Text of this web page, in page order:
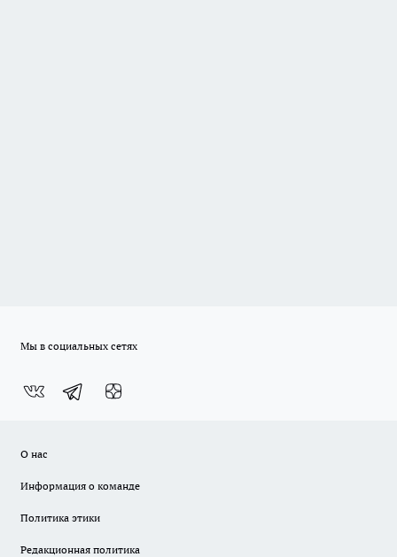
Мы в социальных сетях
О нас
Информация о команде
Политика этики
Редакционная политика